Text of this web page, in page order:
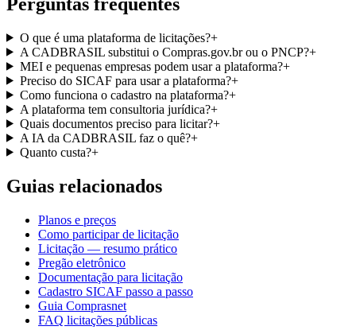
O que é uma plataforma de licitações?+
A CADBRASIL substitui o Compras.gov.br ou o PNCP?+
MEI e pequenas empresas podem usar a plataforma?+
Preciso do SICAF para usar a plataforma?+
Como funciona o cadastro na plataforma?+
A plataforma tem consultoria jurídica?+
Quais documentos preciso para licitar?+
A IA da CADBRASIL faz o quê?+
Quanto custa?+
Guias relacionados
Planos e preços
Como participar de licitação
Licitação — resumo prático
Pregão eletrônico
Documentação para licitação
Cadastro SICAF passo a passo
Guia Comprasnet
FAQ licitações públicas